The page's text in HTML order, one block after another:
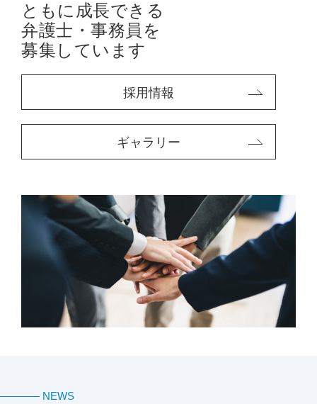
ともに成長できる
弁護士・事務員を
募集しています
採用情報
ギャラリー
NEWS